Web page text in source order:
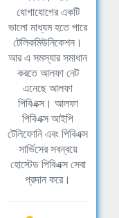
যোগাযোগের একটি
ভালো মাধ্যম হতে পারে
টেলিকমিউনিকেশন।
আর এ সমস্যার সমাধান
করতে আলফা নেট
এনেছে আলফা
পিবিএক্স। আলফা
পিবিএক্স আইপি
টেলিফোনি এবং পিবিএক্স
সার্ভিসের সবন্বয়ে
হোস্টেড পিবিএক্স সেবা
প্রদান করে।